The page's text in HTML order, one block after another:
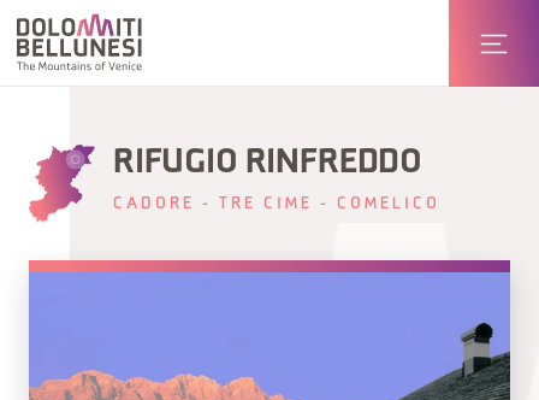
RIFUGIO RINFREDDO
CADORE - TRE CIME - COMELICO